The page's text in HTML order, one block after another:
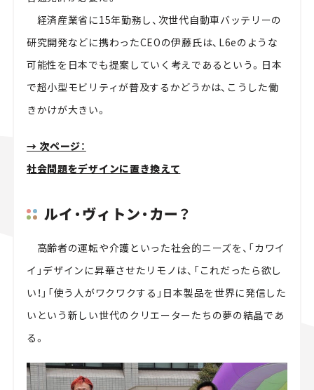
経済産業省に15年勤務し、次世代自動車バッテリーの
研究開発などに携わったCEOの伊藤氏は、L6eのような
可能性を日本でも提案していく考えであるという。日本
で超小型モビリティが普及するかどうかは、こうした働
きかけが大きい。
→ 次ページ：
社会問題をデザインに置き換えて
ルイ・ヴィトン・カー？
高齢者の運転や介護といった社会的ニーズを、「カワイ
イ」デザインに昇華させたリモノは、「これだったら欲し
い！」「使う人がワクワクする」日本製品を世界に発信した
いという新しい世代のクリエーターたちの夢の結晶であ
る。